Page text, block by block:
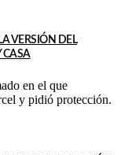
VERSIÓN DEL
CASA
en el que
y pidió protección.